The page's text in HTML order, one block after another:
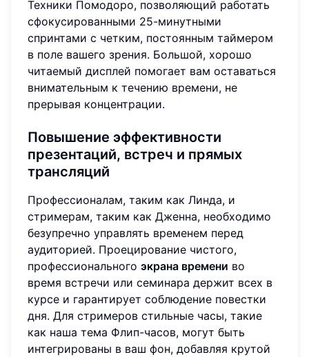
Техники Помодоро, позволяющий работать
сфокусированными 25-минутными
спринтами с четким, постоянным таймером
в поле вашего зрения. Большой, хорошо
читаемый дисплей помогает вам оставаться
внимательным к течению времени, не
прерывая концентрации.
Повышение эффективности
презентаций, встреч и прямых
трансляций
Профессионалам, таким как Линда, и
стримерам, таким как Дженна, необходимо
безупречно управлять временем перед
аудиторией. Проецирование чистого,
профессионального экрана времени во
время встречи или семинара держит всех в
курсе и гарантирует соблюдение повестки
дня. Для стримеров стильные часы, такие
как наша тема Флип-часов, могут быть
интегрированы в ваш фон, добавляя крутой